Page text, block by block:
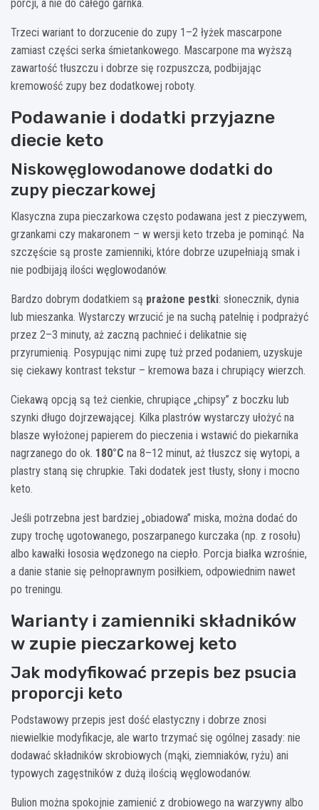
porcji, a nie do całego garnka.
Trzeci wariant to dorzucenie do zupy 1–2 łyżek mascarpone
zamiast części serka śmietankowego. Mascarpone ma wyższą
zawartość tłuszczu i dobrze się rozpuszcza, podbijając
kremowość zupy bez dodatkowej roboty.
Podawanie i dodatki przyjazne
diecie keto
Niskowęglowodanowe dodatki do
zupy pieczarkowej
Klasyczna zupa pieczarkowa często podawana jest z pieczywem,
grzankami czy makaronem – w wersji keto trzeba je pominąć. Na
szczęście są proste zamienniki, które dobrze uzupełniają smak i
nie podbijają ilości węglowodanów.
Bardzo dobrym dodatkiem są prażone pestki: słonecznik, dynia
lub mieszanka. Wystarczy wrzucić je na suchą patelnię i podprażyć
przez 2–3 minuty, aż zaczną pachnieć i delikatnie się
przyrumienią. Posypując nimi zupę tuż przed podaniem, uzyskuje
się ciekawy kontrast tekstur – kremowa baza i chrupiący wierzch.
Ciekawą opcją są też cienkie, chrupiące „chipsy” z boczku lub
szynki długo dojrzewającej. Kilka plastrów wystarczy ułożyć na
blasze wyłożonej papierem do pieczenia i wstawić do piekarnika
nagrzanego do ok. 180°C na 8–12 minut, aż tłuszcz się wytopi, a
plastry staną się chrupkie. Taki dodatek jest tłusty, słony i mocno
keto.
Jeśli potrzebna jest bardziej „obiadowa” miska, można dodać do
zupy trochę ugotowanego, poszarpanego kurczaka (np. z rosołu)
albo kawałki łososia wędzonego na ciepło. Porcja białka wzrośnie,
a danie stanie się pełnoprawnym posiłkiem, odpowiednim nawet
po treningu.
Warianty i zamienniki składników
w zupie pieczarkowej keto
Jak modyfikować przepis bez psucia
proporcji keto
Podstawowy przepis jest dość elastyczny i dobrze znosi
niewielkie modyfikacje, ale warto trzymać się ogólnej zasady: nie
dodawać składników skrobiowych (mąki, ziemniaków, ryżu) ani
typowych zagęstników z dużą ilością węglowodanów.
Bulion można spokojnie zamienić z drobiowego na warzywny albo